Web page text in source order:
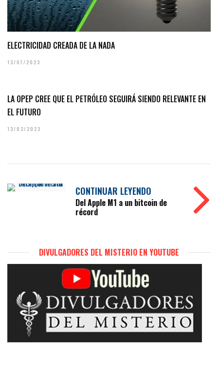
ELECTRICIDAD CREADA DE LA NADA
13/07/2023
LA OPEP CREE QUE EL PETRÓLEO SEGUIRÁ SIENDO RELEVANTE EN
EL FUTURO
13/03/2023
CONTINUAR LEYENDO
Del Apple M1 a un bitcoin de
récord
DIVULGADORES DEL MISTERIO EN YOUTUBE